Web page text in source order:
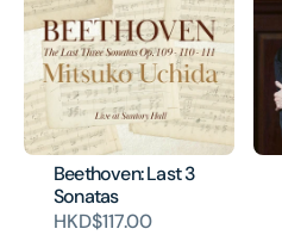
Beethoven: Last 3
Sonatas
HKD$117.00